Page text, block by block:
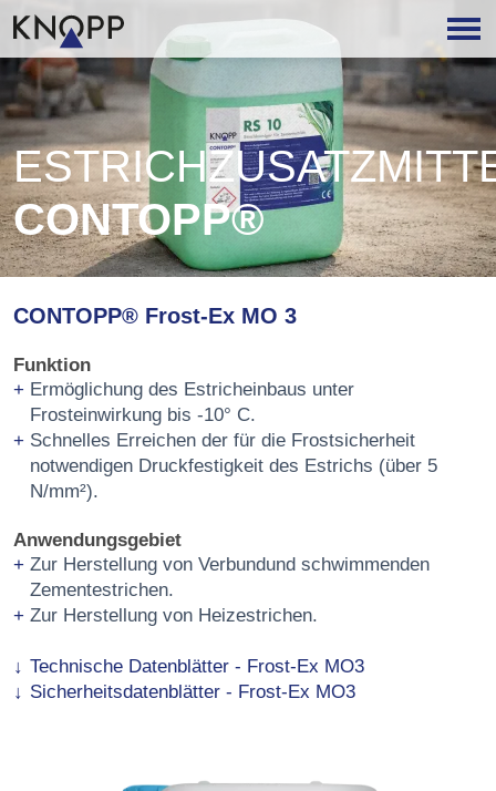
CONTOPP®
CONTOPP® Frost-Ex MO 3
Funktion
Ermöglichung des Estricheinbaus unter
Frosteinwirkung bis -10° C.
Schnelles Erreichen der für die Frostsicherheit
notwendigen Druckfestigkeit des Estrichs (über 5
N/mm²).
Anwendungsgebiet
Zur Herstellung von Verbundund schwimmenden
Zementestrichen.
Zur Herstellung von Heizestrichen.
Technische Datenblätter - Frost-Ex MO3
Sicherheitsdatenblätter - Frost-Ex MO3